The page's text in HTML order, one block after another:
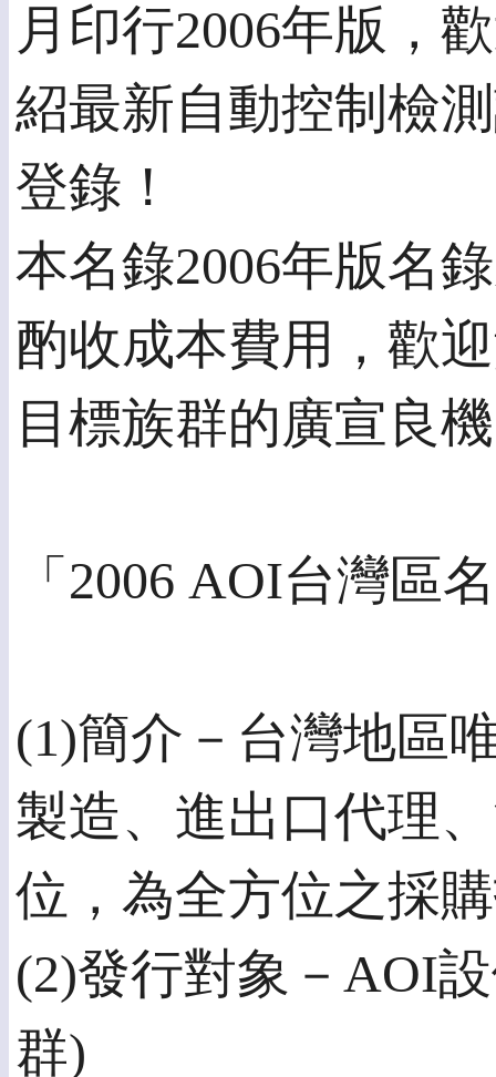
月印行2006年版，
紹最新自動控制檢
登錄！
本名錄2006年版名
酌收成本費用，歡
目標族群的廣宣良
「2006 AOI台灣
(1)簡介－台灣地區
製造、進出口代理
位，為全方位之採
(2)發行對象－AOI
群)